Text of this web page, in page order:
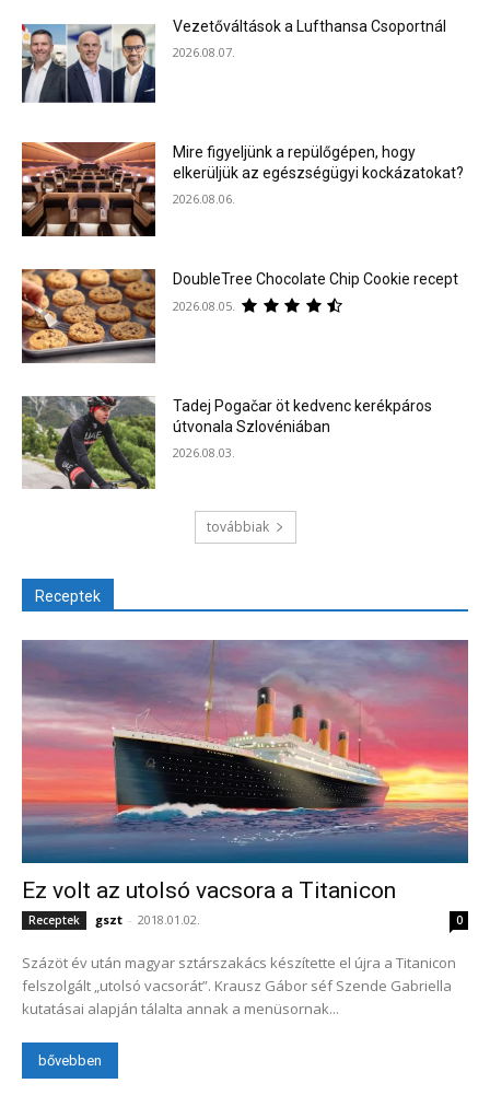
Vezetőváltások a Lufthansa Csoportnál
2026.08.07.
Mire figyeljünk a repülőgépen, hogy
elkerüljük az egészségügyi kockázatokat?
2026.08.06.
DoubleTree Chocolate Chip Cookie recept
2026.08.05.
Tadej Pogačar öt kedvenc kerékpáros
útvonala Szlovéniában
2026.08.03.
továbbiak
Receptek
Ez volt az utolsó vacsora a Titanicon
Receptek gszt - 2018.01.02. 0
Százöt év után magyar sztárszakács készítette el újra a Titanicon
felszolgált „utolsó vacsorát”. Krausz Gábor séf Szende Gabriella
kutatásai alapján tálalta annak a menüsornak...
bővebben